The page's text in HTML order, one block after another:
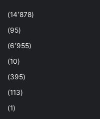
(14٬878)
(95)
(6٬955)
(10)
(395)
(113)
(1)